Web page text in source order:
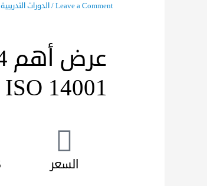
Leave a Comment
/الدورات التدريبية
14001
السعر